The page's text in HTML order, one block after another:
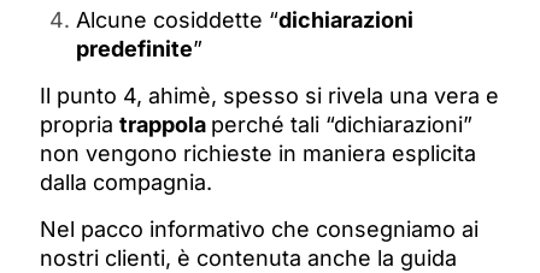
Alcune cosiddette “dichiarazioni
predefinite”
Il punto 4, ahimè, spesso si rivela una vera e
propria trappola perché tali “dichiarazioni”
non vengono richieste in maniera esplicita
dalla compagnia.
Nel pacco informativo che consegniamo ai
nostri clienti, è contenuta anche la guida